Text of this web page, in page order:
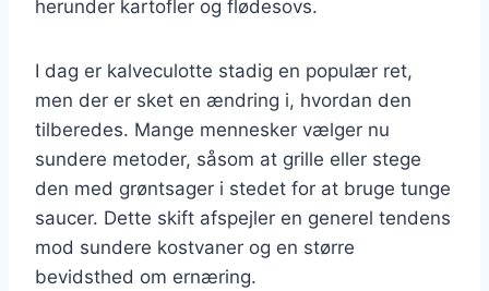
herunder kartofler og flødesovs.
I dag er kalveculotte stadig en populær ret,
men der er sket en ændring i, hvordan den
tilberedes. Mange mennesker vælger nu
sundere metoder, såsom at grille eller stege
den med grøntsager i stedet for at bruge tunge
saucer. Dette skift afspejler en generel tendens
mod sundere kostvaner og en større
bevidsthed om ernæring.